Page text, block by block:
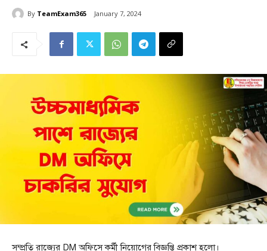
By TeamExam365 January 7, 2024
সম্প্রতি রাজ্যের DM অফিসে কর্মী নিয়োগের বিজ্ঞপ্তি প্রকাশ হলো।